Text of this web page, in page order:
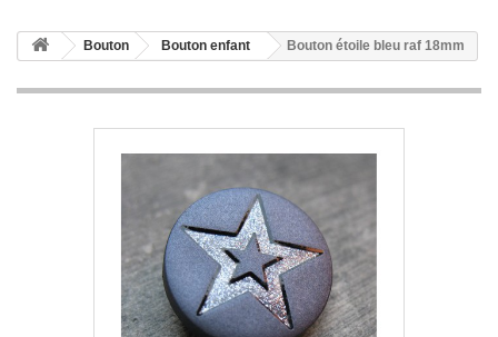
Bouton Bouton enfant Bouton étoile bleu raf 18mm